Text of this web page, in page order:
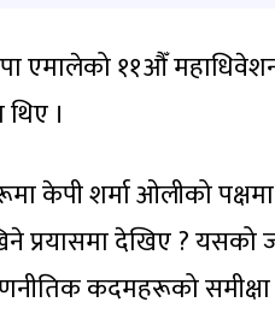
एमालेको ११औँ
।
केपी शर्मा ओलीको
प्रयासमा देखिए ?
कदमहरूको समीक्षा